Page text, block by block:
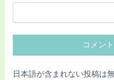
日本語が含まれない投稿は